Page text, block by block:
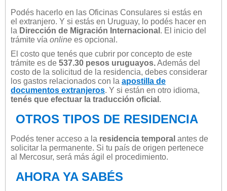
Podés hacerlo en las Oficinas Consulares si estás en
el extranjero. Y si estás en Uruguay, lo podés hacer en
la Dirección de Migración Internacional . El inicio del
trámite vía online es opcional.
El costo que tenés que cubrir por concepto de este
trámite es de 537.30 pesos uruguayos.Además del
costo de la solicitud de la residencia, debes considerar
los gastos relacionados con la apostilla de
documentos extranjeros. Y si están en otro idioma,
tenés que efectuar la traducción oficial .
OTROS TIPOS DE RESIDENCIA
Podés tener acceso a la residencia temporal antes de
solicitar la permanente. Si tu país de origen pertenece
al Mercosur, será más ágil el procedimiento.
AHORA YA SABÉS